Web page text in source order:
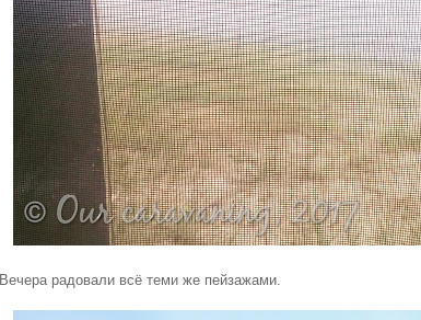
Вечера радовали всё теми же пейзажами.